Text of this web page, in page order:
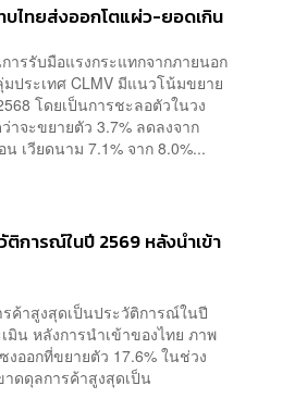
บไทยส่งออกโตแผ่ว-ยอดเกิน
ารรับมือแรงกระแทกจากภายนอก
ประเทศ CLMV มีแนวโน้มขยาย
โดยเป็นการชะลอตัวในวง
าจะขยายตัว 3.7% ลดลงจาก
เวียดนาม 7.1% จาก 8.0%...
การณ์ในปี 2569 หลังนำเข้า
ค้าสูงสุดเป็นประวัติการณ์ในปี
มิน หลังการนำเข้าของไทย ภาพ
งออกที่ขยายตัว 17.6% ในช่วง
ดดุลการค้าสูงสุดเป็น